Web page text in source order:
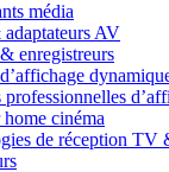
média
AV
enregistreurs
professionnelles
cinéma
de réception TV